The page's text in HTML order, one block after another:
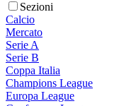
Sezioni
Calcio
Mercato
Serie A
Serie B
Coppa Italia
Champions League
Europa League